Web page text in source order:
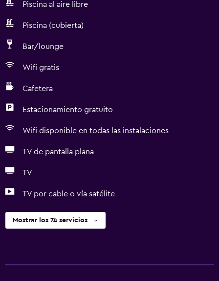
Piscina al aire libre
Piscina (cubierta)
Bar/lounge
Wifi gratis
Cafetera
Estacionamiento gratuito
Wifi disponible en todas las instalaciones
TV de pantalla plana
TV
TV por cable o vía satélite
Mostrar los 74 servicios